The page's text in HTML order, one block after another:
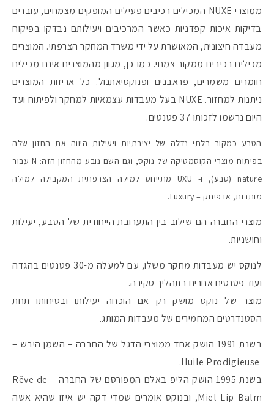
אומרים שאם
ממוצרי NUXE המכילים רכיבים פעילים המופקים מצמחים, עוברים
בדיקות איכות קפדניות כאשר המרכיבים ויעילותם נבדקו בפיקוח
מעבדה חיצונית, המאושרת על ידי משרד המחקר הצרפתי. המוצרים
מכילים רכיבים ממקור צמחי. כמו כן, מגוון מהמוצרים אינם מכילים
חומרים משמרים, פראבנים ופנוקסיאתנול. כל אריזות המוצרים
ניתנות למחזור. NUXE בעל מעבדות עצמאיות למחקר ולפיתוח ועד
היום נרשמו לזכותו 37 פטנטים.
הטבע כמקור בלתי נדלה של יצירתיות ויעילות היווה את החזון שלה
בפיתוח מוצרי הקוסמטיקה של נוקס, וגם השם נובע מהחזון הזה: N עבור
nature (טבע), ו- UXU מתייחס למילה הצרפתית המקבילה למילה
מותרות, או פינוק – Luxury.
מוצרי החברה הם שילוב בין התערובת הייחודית של הטבע, יעילות
וחושניות.
לנוקס יש מעבדות מחקר משלו, עם למעלה מ-30 פטנטים בהגדה
ועוד פטנטים אחרים בתהליך סקירה.
מוצר של נוקס מושק רק אם הוכחה יעילותו ובטיחותו תחת
הסטנדרטים המחמירים של מעבדות המותג.
בשנת 1991 הושק אחד ממוצרי הדגל של החברה – השמן היבש –
בשנת 1995 הושק הליפ-באלם המפורסם של החברה – Rêve de
Miel Lip Balm, ובנוקס אומרים שמדי דקה יש איזו שהיא אשה